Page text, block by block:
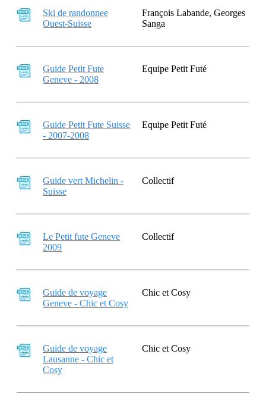
Ski de randonnee
Ouest-Suisse
François Labande, Georges
Sanga
Guide Petit Fute
Geneve - 2008
Equipe Petit Futé
Guide Petit Fute Suisse
- 2007-2008
Equipe Petit Futé
Guide vert Michelin -
Suisse
Collectif
Le Petit fute Geneve
2009
Collectif
Guide de voyage
Geneve - Chic et Cosy
Chic et Cosy
Guide de voyage
Lausanne - Chic et
Cosy
Chic et Cosy